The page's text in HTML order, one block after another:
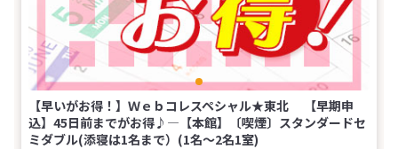
【早いがお得！】Ｗｅｂコレスペシャル★東北 【早期申
込】45日前までがお得♪―【本館】〔喫煙〕スタンダードセ
ミダブル(添寝は1名まで）(1名～2名1室)